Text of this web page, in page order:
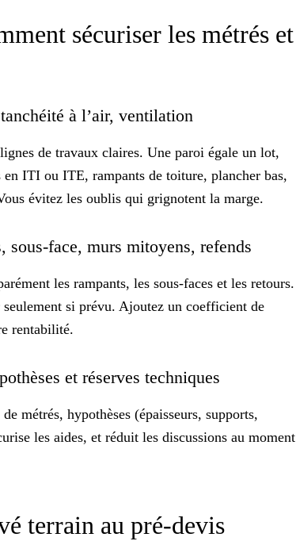
sécuriser les métrés et
à l’air, ventilation
de travaux claires. Une paroi égale un lot,
ITI ou ITE, rampants de toiture, plancher bas,
évitez les oublis qui grignotent la marge.
sous-face, murs mitoyens, refends
les rampants, les sous-faces et les retours.
si prévu. Ajoutez un coefficient de
rentabilité.
et réserves techniques
métrés, hypothèses (épaisseurs, supports,
les aides, et réduit les discussions au moment
terrain au pré-devis